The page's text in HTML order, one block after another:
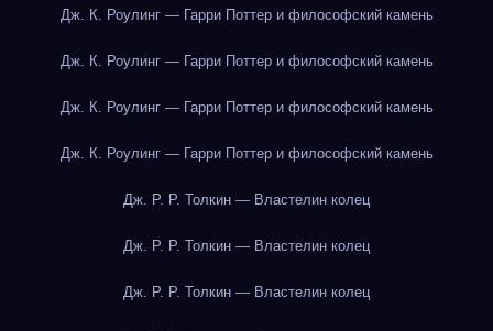
Дж. К. Роулинг — Гарри Поттер и философский камень
Дж. К. Роулинг — Гарри Поттер и философский камень
Дж. К. Роулинг — Гарри Поттер и философский камень
Дж. К. Роулинг — Гарри Поттер и философский камень
Дж. Р. Р. Толкин — Властелин колец
Дж. Р. Р. Толкин — Властелин колец
Дж. Р. Р. Толкин — Властелин колец